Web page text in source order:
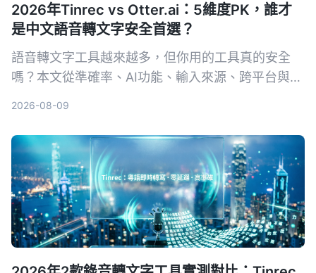
2026年Tinrec vs Otter.ai：5維度PK，誰才
是中文語音轉文字安全首選？
語音轉文字工具越來越多，但你用的工具真的安全
嗎？本文從準確率、AI功能、輸入來源、跨平台與數
選出最適合且可靠的工具。
2026-08-09